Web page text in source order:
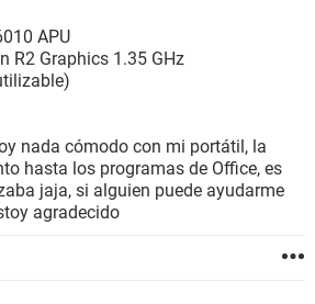
APU
R2 Graphics 1.35 GHz
nada cómodo con mi portátil, la
hasta los programas de Office, es
jaja, si alguien puede ayudarme
agradecido